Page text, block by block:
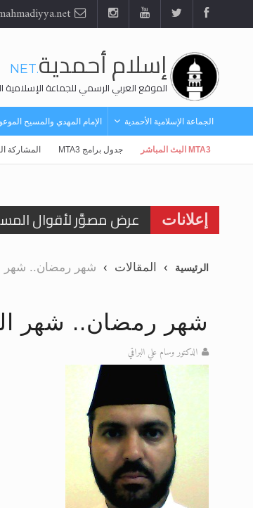
إسلام أحمدية.NET
الموقع العربي الرسمي للجماعة الإسلامية
الجماعة الإسلامية الأحمدية الإمام المهدي والمسيح
MTA3 البث المباشر جدول برامج MTA3 المشاركة
إعلانات
الحجّ.. دلالات، حِكم،
اقرأ هذا المقال في
الحجّ.. دلالات، حِكم،
تعميم هامّ لأفراد
تعميم هامّ لأفراد
إعلان هامّ بخصوص
للانتقال إلى كافة
اقرأ هذا الكتاب وتعرّف
عرض مصوَّر لأقوال
الرئيسية المقالات شهر رمضان.. شهر
شهر رمضان.. شهر
الدكتور وسام علي البراقي